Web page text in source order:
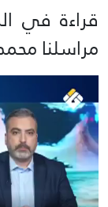
قراءة في
مراسلنا